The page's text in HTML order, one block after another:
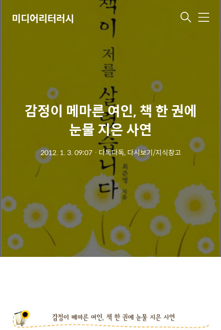
미디어리터러시 메
감정이 메마른 여인, 책 한 권에
눈물 지은 사연
2012. 1. 3. 09:07ㆍ 다독다독, 다시보기/지식창고